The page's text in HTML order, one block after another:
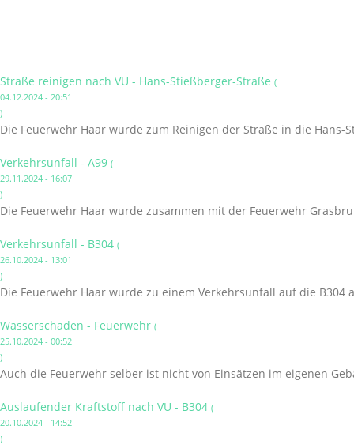
Straße reinigen nach VU - Hans-Stießberger-Straße (
04.12.2024 - 20:51
)
Die Feuerwehr Haar wurde zum Reinigen der Straße in die Hans-
Verkehrsunfall - A99 (
29.11.2024 - 16:07
)
Die Feuerwehr Haar wurde zusammen mit der Feuerwehr
Verkehrsunfall - B304 (
26.10.2024 - 13:01
)
Die Feuerwehr Haar wurde zu einem Verkehrsunfall auf die B304
Wasserschaden - Feuerwehr (
25.10.2024 - 00:52
)
Auch die Feuerwehr selber ist nicht von Einsätzen im eigenen
Auslaufender Kraftstoff nach VU - B304 (
20.10.2024 - 14:52
)